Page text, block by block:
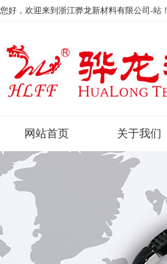
您好，欢迎来到浙江骅龙新材料有限公司-站！
网站首页 关于我们